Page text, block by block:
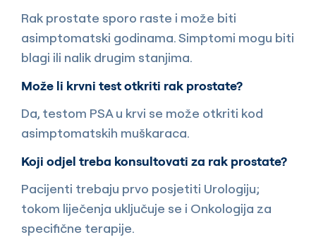
Rak prostate sporo raste i može biti
asimptomatski godinama. Simptomi mogu biti
blagi ili nalik drugim stanjima.
Može li krvni test otkriti rak prostate?
Da, testom PSA u krvi se može otkriti kod
asimptomatskih muškaraca.
Koji odjel treba konsultovati za rak prostate?
Pacijenti trebaju prvo posjetiti Urologiju;
tokom liječenja uključuje se i Onkologija za
specifične terapije.